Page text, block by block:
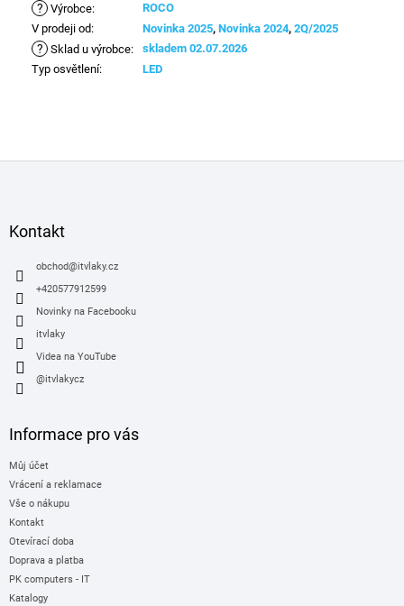
? Výrobce:
ROCO
V prodeji od: Novinka 2025, Novinka 2024, 2Q/2025
? Sklad u výrobce:
skladem 02.07.2026
Typ osvětlení: LED
Kontakt
obchod@itvlaky.cz
+420577912599
Novinky na Facebooku
itvlaky
Videa na YouTube
@itvlakycz
Informace pro vás
Můj účet
Vrácení a reklamace
Vše o nákupu
Kontakt
Otevírací doba
Doprava a platba
PK computers - IT
Katalogy